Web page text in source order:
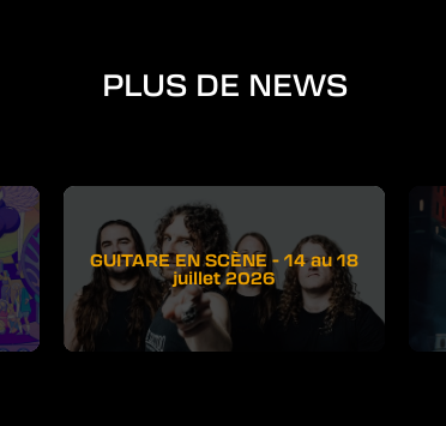
PLUS DE NEWS
GUITARE EN SCÈNE - 14 au 18
juillet 2026